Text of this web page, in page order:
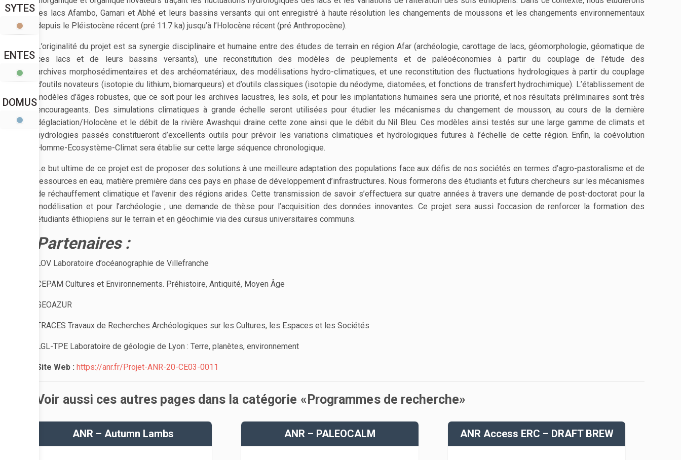
SYTES
ENTES
DOMUS
les lacs Afambo, Gamari et Abhé et leurs bassins versants qui ont enregistré à haute résolution les changements de moussons et les changements environnementaux
depuis le Pléistocène récent (pré 11.7 ka) jusqu’à l’Holocène récent (pré Anthropocène).
L’originalité du projet est sa synergie disciplinaire et humaine entre des études de terrain en région Afar (archéologie, carottage de lacs, géomorphologie, géomatique de
ces lacs et de leurs bassins versants), une reconstitution des modèles de peuplements et de paléoéconomies à partir du couplage de l’étude des
archives morphosédimentaires et des archéomatériaux, des modélisations hydro-climatiques, et une reconstitution des fluctuations hydrologiques à partir du couplage
d’outils novateurs (isotopie du lithium, biomarqueurs) et d’outils classiques (isotopie du néodyme, diatomées, et fonctions de transfert hydrochimique). L’établissement de
modèles d’âges robustes, que ce soit pour les archives lacustres, les sols, et pour les implantations humaines sera une priorité, et nos résultats préliminaires sont très
encourageants. Des simulations climatiques à grande échelle seront utilisées pour étudier les mécanismes du changement de mousson, au cours de la dernière
déglaciation/Holocène et le débit de la rivière Awashqui draine cette zone ainsi que le débit du Nil Bleu. Ces modèles ainsi testés sur une large gamme de climats et
hydrologies passés constitueront d’excellents outils pour prévoir les variations climatiques et hydrologiques futures à l’échelle de cette région. Enfin, la coévolution
Homme-Ecosystème-Climat sera établie sur cette large séquence chronologique.
Le but ultime de ce projet est de proposer des solutions à une meilleure adaptation des populations face aux défis de nos sociétés en termes d’agro-pastoralisme et de
ressources en eau, matière première dans ces pays en phase de développement d’infrastructures. Nous formerons des étudiants et futurs chercheurs sur les mécanismes
de réchauffement climatique et l’avenir des régions arides. Cette transmission de savoir s’effectuera sur quatre années à travers une demande de post-doctorat pour la
modélisation et pour l’archéologie ; une demande de thèse pour l’acquisition des données innovantes. Ce projet sera aussi l’occasion de renforcer la formation des
étudiants éthiopiens sur le terrain et en géochimie via des cursus universitaires communs.
Partenaires :
LOV Laboratoire d’océanographie de Villefranche
CEPAM Cultures et Environnements. Préhistoire, Antiquité, Moyen Âge
GEOAZUR
TRACES Travaux de Recherches Archéologiques sur les Cultures, les Espaces et les Sociétés
LGL-TPE Laboratoire de géologie de Lyon : Terre, planètes, environnement
Site Web : https://anr.fr/Projet-ANR-20-CE03-0011
Voir aussi ces autres pages dans la catégorie «Programmes de recherche»
ANR – Autumn Lambs ANR – PALEOCALM ANR Access ERC – DRAFT BREW